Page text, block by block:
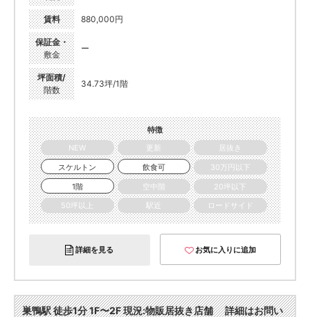
賃料 880,000円
保証金・
敷金
ー
坪面積/
階数
34.73坪/1階
特徴
NEW
更新
居抜き
スケルトン
飲食可
30万円以下
1階
空中階
20坪以下
50坪以上
駅近 ロードサイド
詳細を見る お気に入りに追加
巣鴨駅 徒歩1分 1F〜2F 現況:物販居抜き店舗 詳細はお問い